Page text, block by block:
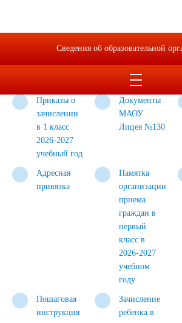
регионального
приема в 1
класс
Приказы о
зачислении
в 1 класс
2026-2027
учебный год
Документы
МАОУ
Лицея №130
Адресная
привязка
Памятка
организации
приема
граждан в
первый
класс в
2026-2027
учебном
году
Пошаговая
инструкция
Зачисление
ребенка в
Сведения об образовательной